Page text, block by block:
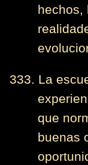
hechos,
333. La
que
buenas